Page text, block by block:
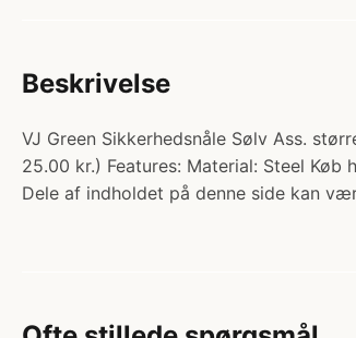
Beskrivelse
VJ Green Sikkerhedsnåle Sølv Ass.
25.00 kr.) Features: Material: Steel Køb
Dele af indholdet på denne side kan